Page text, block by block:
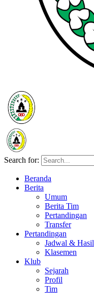
Search for:
Beranda
Berita
Umum
Berita Tim
Pertandingan
Transfer
Pertandingan
Jadwal & Hasil
Klasemen
Klub
Sejarah
Profil
Tim